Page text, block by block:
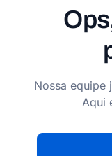
Nossa equipe
Aqui